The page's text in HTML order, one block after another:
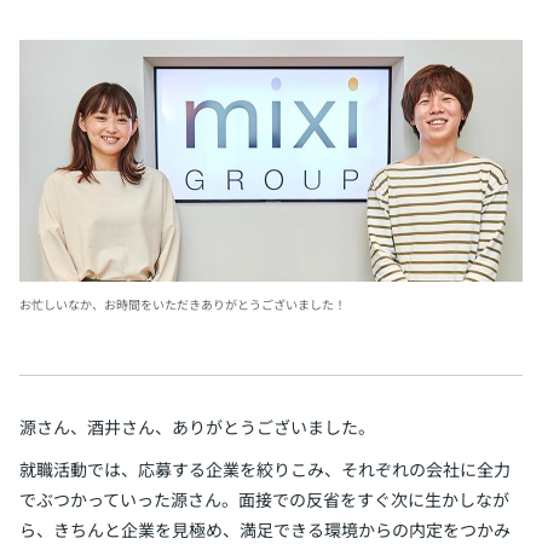
お忙しいなか、お時間をいただきありがとうございました！
源さん、酒井さん、ありがとうございました。
就職活動では、応募する企業を絞りこみ、それぞれの会社に全力
でぶつかっていった源さん。面接での反省をすぐ次に生かしなが
ら、きちんと企業を見極め、満足できる環境からの内定をつかみ